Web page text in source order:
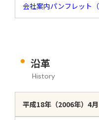
会社案内パンフレット
沿革
History
平成18年（2006年）4月